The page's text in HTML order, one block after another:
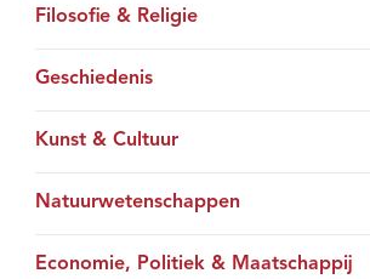
Filosofie & Religie
Geschiedenis
Kunst & Cultuur
Natuurwetenschappen
Economie, Politiek & Maatschappij